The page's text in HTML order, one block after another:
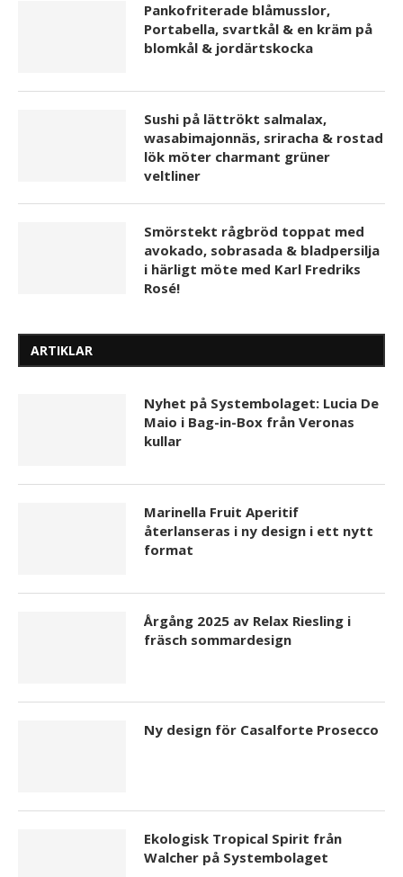
Årgång 2025 av Relax Riesling i fräsch
sommardesign
Ny design för Casalforte Prosecco
Ekologisk Tropical Spirit från Walcher på
Systembolaget
När flaskan slår boxen, och tvärtom
Pankofriterade blåmusslor,
Portabella, svartkål & en kräm på
blomkål & jordärtskocka
Sushi på lättrökt salmalax,
wasabimajonnäs, sriracha & rostad
lök möter charmant grüner
veltliner
Smörstekt rågbröd toppat med
avokado, sobrasada & bladpersilja
i härligt möte med Karl Fredriks
Rosé!
ARTIKLAR
Nyhet på Systembolaget: Lucia De
Maio i Bag-in-Box från Veronas
kullar
Marinella Fruit Aperitif
återlanseras i ny design i ett nytt
format
Årgång 2025 av Relax Riesling i
fräsch sommardesign
Ny design för Casalforte Prosecco
Ekologisk Tropical Spirit från
Walcher på Systembolaget